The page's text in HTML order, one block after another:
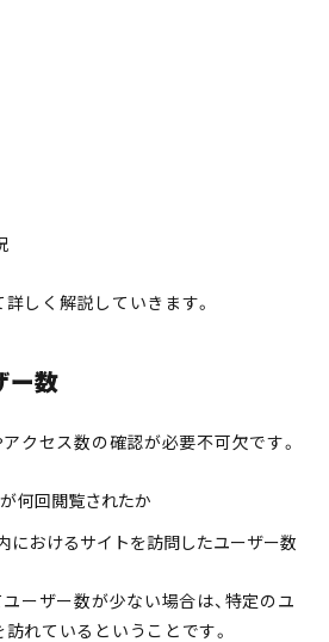
しく解説していきます。
ー数
クセス数の確認が必要不可欠です。
何回閲覧されたか
におけるサイトを訪問したユーザー数
ーザー数が少ない場合は、特定のユ
れているということです。